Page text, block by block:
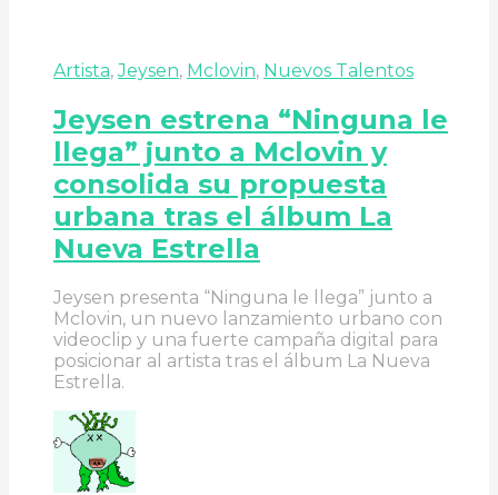
Artista,Jeysen, Mclovin, Nuevos Talentos
Jeysen estrena “Ninguna le
llega” junto a Mclovin y
consolida su propuesta
urbana tras el álbum La
Nueva Estrella
Jeysen presenta “Ninguna le llega” junto a
Mclovin, un nuevo lanzamiento urbano con
videoclip y una fuerte campaña digital para
posicionar al artista tras el álbum La Nueva
Estrella.